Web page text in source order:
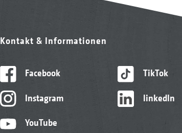
Kontakt & Informationen
Facebook
Instagram
YouTube
TikTok
linkedIn